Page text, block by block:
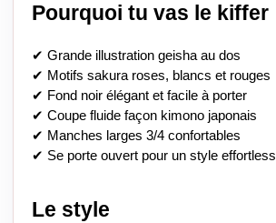
Pourquoi tu vas le kiffer
✔ Grande illustration geisha au dos
✔ Motifs sakura roses, blancs et rouges
✔ Fond noir élégant et facile à porter
✔ Coupe fluide façon kimono japonais
✔ Manches larges 3/4 confortables
✔ Se porte ouvert pour un style effortless
Le style